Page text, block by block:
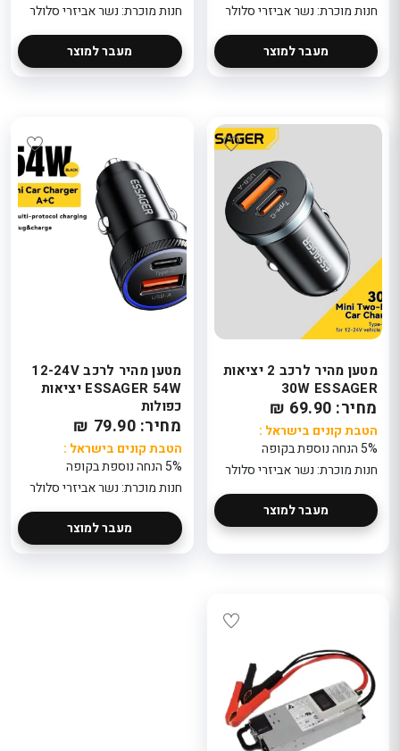
חנות מוכרת: נשר אביזרי סלולר
מעבר למוצר
חנות מוכרת: נשר אביזרי סלולר
מעבר למוצר
מטען מהיר לרכב 2 יציאות
30W ESSAGER
מחיר: 69.90 ₪
הטבת קונים בישראל :
5% הנחה נוספת בקופה
חנות מוכרת: נשר אביזרי סלולר
מעבר למוצר
מטען מהיר לרכב 12-24V
ESSAGER 54W יציאות
כפולות
מחיר: 79.90 ₪
הטבת קונים בישראל :
5% הנחה נוספת בקופה
חנות מוכרת: נשר אביזרי סלולר
מעבר למוצר